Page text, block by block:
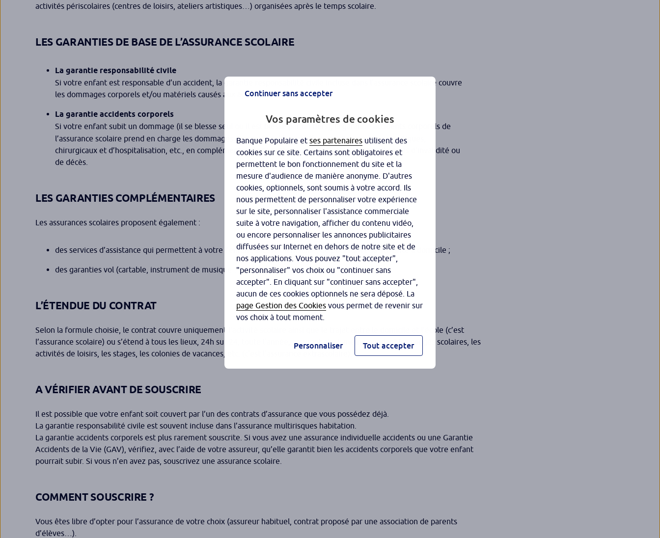
activités périscolaires (centres de loisirs, ateliers artistiques…) organisées après le temps scolaire.
LES GARANTIES DE BASE DE L’ASSURANCE SCOLAIRE
La garantie responsabilité civile
Si votre enfant est responsable d’un accident, la garantie responsabilité civile incluse dans l’assurance scolaire couvre
les dommages corporels et/ou matériels causés aux autres.
La garantie accidents corporels
Si votre enfant subit un dommage (il se blesse seul ou il est blessé par un tiers)
la garantie accidents corporels de
l’assurance scolaire prend en charge les dommages corporels qu’il a subi (frais médicaux pharmaceutiques,
chirurgicaux et d’hospitalisation, etc., en complément de la sécurité sociale), et verse un capital en cas d’invalidité ou
de décès.
LES GARANTIES COMPLÉMENTAIRES
Les assurances scolaires proposent également :
des services d’assistance qui permettent à votre l’enfant, blessé ou malade, de poursuivre sa scolarité à domicile ;
des garanties vol (cartable, instrument de musique…) ou racket…
L’ÉTENDUE DU CONTRAT
Selon la formule choisie, le contrat couvre uniquement l’activité scolaire ainsi que le trajet entre le domicile et l’école (c’est
l’assurance scolaire) ou s’étend à tous les lieux, 24h sur 24, toute l’année, assurant ainsi, même pendant les congés scolaires, les
activités de loisirs, les stages, les colonies de vacances, etc. (c’est l’assurance extrascolaire).
A VÉRIFIER AVANT DE SOUSCRIRE
Il est possible que votre enfant soit couvert par l’un des contrats d’assurance que vous possédez déjà.
La garantie responsabilité civile est souvent incluse dans l’assurance multirisques habitation.
La garantie accidents corporels est plus rarement souscrite. Si vous avez une assurance individuelle accidents ou une Garantie
Accidents de la Vie (GAV), vérifiez, avec l’aide de votre assureur, qu’elle garantit bien les accidents corporels que votre enfant
pourrait subir. Si vous n’en avez pas, souscrivez une assurance scolaire.
COMMENT SOUSCRIRE ?
Vous êtes libre d’opter pour l’assurance de votre choix (assureur habituel, contrat proposé par une association de parents
d’élèves…).
Continuer sans accepter
Vos paramètres de cookies
Banque Populaire et ses partenaires utilisent des
cookies sur ce site. Certains sont obligatoires et
permettent le bon fonctionnement du site et la
mesure d'audience de manière anonyme. D'autres
cookies, optionnels, sont soumis à votre accord. Ils
nous permettent de personnaliser votre expérience
sur le site, personnaliser l'assistance commerciale
suite à votre navigation, afficher du contenu vidéo,
ou encore personnaliser les annonces publicitaires
diffusées sur Internet en dehors de notre site et de
nos applications. Vous pouvez "tout accepter",
"personnaliser" vos choix ou "continuer sans
accepter". En cliquant sur "continuer sans accepter",
aucun de ces cookies optionnels ne sera déposé. La
page Gestion des Cookies vous permet de revenir sur
vos choix à tout moment.
Personnaliser Tout accepter